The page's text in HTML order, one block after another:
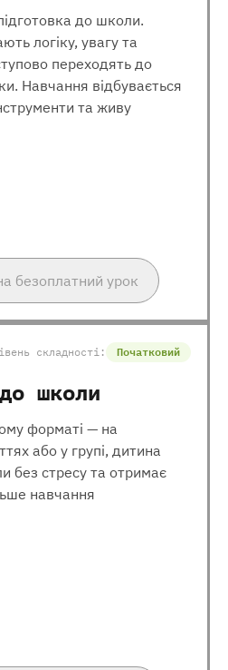
до школи.
логіку, увагу та
переходять до
Навчання відбувається
та живу
безоплатний урок
складності: Початковий
школи
форматі — на
або у групі, дитина
без стресу та отримає
навчання